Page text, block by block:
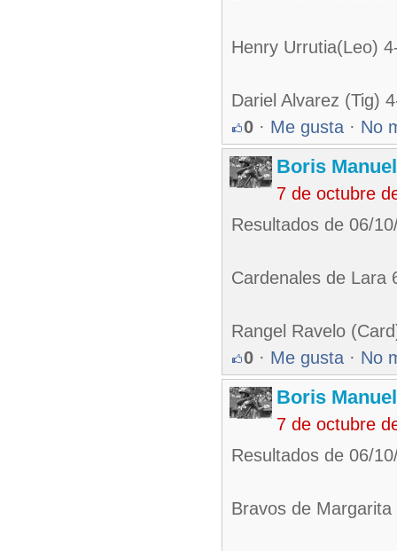
Henry Urrutia(Leo)
Dariel Alvarez (Tig)
0 · Me gusta · No
Boris
7 de octubre
Resultados de 06/
Cardenales de Lara
Rangel Ravelo
0 · Me gusta · No
Boris
7 de octubre
Resultados de 06/
Bravos de